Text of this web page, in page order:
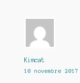
Kimcat
10 novembre 2017